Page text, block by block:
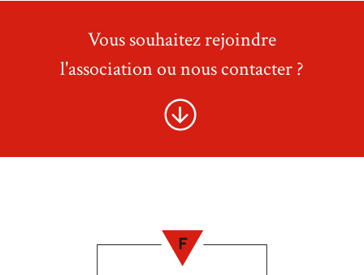
Vous souhaitez rejoindre
l'association ou nous contacter ?